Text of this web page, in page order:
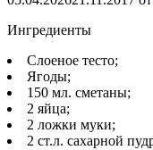
Ингредиенты
Слоеное тесто;
Ягоды;
150 мл. сметаны;
2 яйца;
2 ложки муки;
2 ст.л. сахарной